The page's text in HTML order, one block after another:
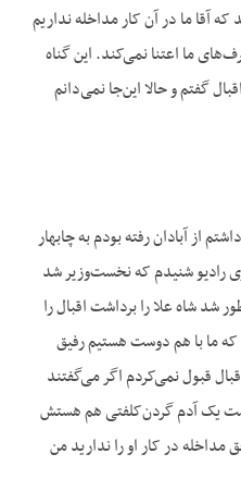
آقا ما در آن کار مداخله نداریم
ما اعتنا نمی‌کند. این گناه
گفتم و حالا این‌جا نمی‌دانم
از آبادان رفته بودم به چابهار
رادیو شنیدم که نخست‌وزیر شد
شاه علا را برداشت اقبال را
که ما با هم دوست هستیم رفیق
قبول نمی‌کردم اگر می‌گفتند
یک آدم گردن‌کلفتی هم هستش
در کار او را ندارید من